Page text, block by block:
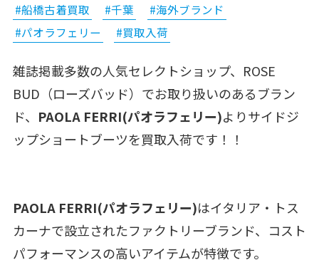
#船橋古着買取 #千葉
#海外ブランド
#パオラフェリー
#買取入荷
雑誌掲載多数の人気セレクトショップ、ROSE
BUD（ローズバッド）でお取り扱いのあるブラン
ド、 PAOLA FERRI(パオラフェリー)よりサイドジ
ップショートブーツを買取入荷です！！
PAOLA FERRI(パオラフェリー)はイタリア・トス
カーナで設立されたファクトリーブランド、コスト
パフォーマンスの高いアイテムが特徴です。